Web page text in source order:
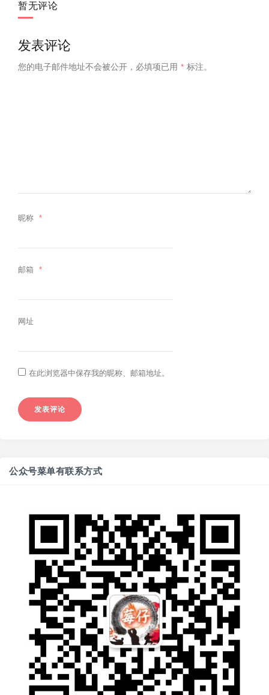
暂无评论
发表评论
您的电子邮件地址不会被公开， 必填项已用 * 标注。
昵称 *
邮箱 *
网址
在此浏览器中保存我的昵称、邮箱地址。
公众号菜单有联系方式